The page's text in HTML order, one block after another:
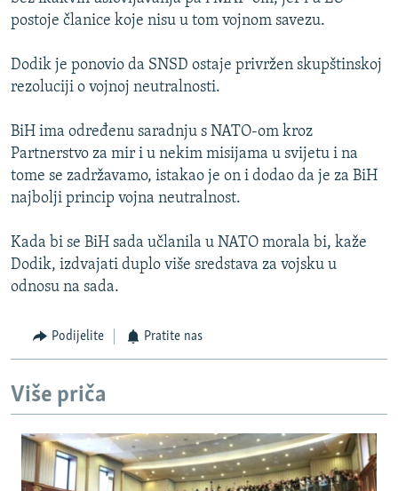
postoje članice koje nisu u tom vojnom savezu.
Dodik je ponovio da SNSD ostaje privržen skupštinskoj
rezoluciji o vojnoj neutralnosti.
BiH ima određenu saradnju s NATO-om kroz
Partnerstvo za mir i u nekim misijama u svijetu i na
tome se zadržavamo, istakao je on i dodao da je za BiH
najbolji princip vojna neutralnost.
Kada bi se BiH sada učlanila u NATO morala bi, kaže
Dodik, izdvajati duplo više sredstava za vojsku u
odnosu na sada.
Podijelite Pratite nas
Više priča